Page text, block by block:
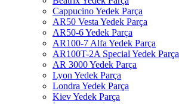
Cappucino Yedek Parça
AR50 Vesta Yedek Parça
AR50-6 Yedek Parça
AR100-7 Alfa Yedek Parça
AR100T-2A Special Yedek Parça
AR 3000 Yedek Parça
Lyon Yedek Parça
Londra Yedek Parça
Kiev Yedek Parça